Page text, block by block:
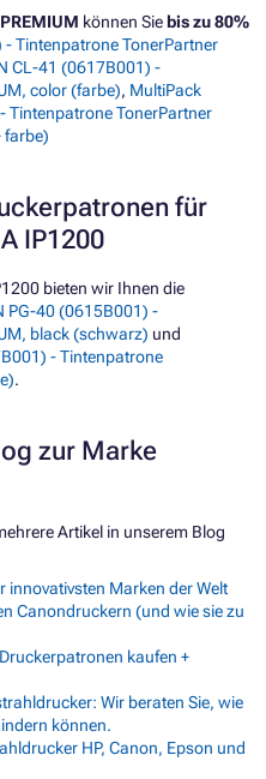
können Sie bis zu 80%
Tintenpatrone TonerPartner
CL-41 (0617B001) -
color (farbe), MultiPack
Tintenpatrone TonerPartner
farbe)
für
IP1200
bieten wir Ihnen die
PG-40 (0615B001) -
black (schwarz) und
- Tintenpatrone
.
zur Marke
Artikel in unserem Blog
innovativsten Marken der Welt
Canondruckern (und wie sie zu
kaufen +
Wir beraten Sie, wie
können.
HP, Canon, Epson und